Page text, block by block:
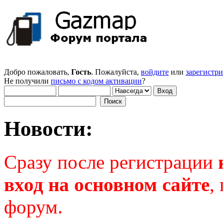
Добро пожаловать, Гость. Пожалуйста, войдите или
Не получили письмо с кодом активации?
Новости:
Сразу после регистрации
вход на основном сайте,
форум.